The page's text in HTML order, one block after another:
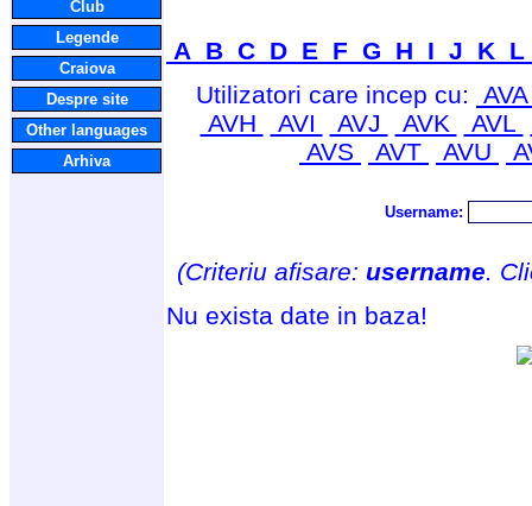
Club
Legende
Craiova
Despre site
Other languages
Arhiva
A B C D E F G H I J K L
Utilizatori care incep cu:
AVH
AVI AVJ AVK AVL
AVS
AVT AVU
Username:
(Criteriu afisare: username.
Nu exista date in baza!